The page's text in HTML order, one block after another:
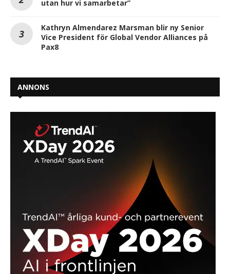
utan hur vi samarbetar”
Kathryn Almendarez Marsman blir ny Senior
Vice President för Global Vendor Alliances på
Pax8
ANNONS